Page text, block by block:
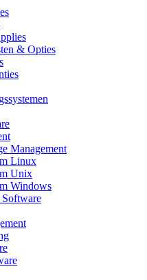
& Opties
Management
Linux
Unix
Windows
Software